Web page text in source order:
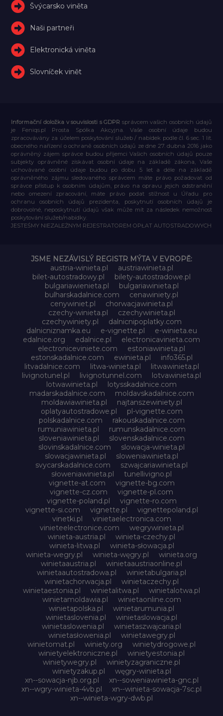
Švýcarsko viněta
Naši partneři
Elektronická viněta
Slovníček vinět
Informační doložka v souvislosti s GDPR správcem vašich osobních údajů
je Feniqs.pl Prosta Spółka Akcyjna. Vaše osobní údaje budou
zpracovávány za účelem poskytování služeb / nabídek podle čl. 6 sec. 1 lit.
obecného nařízení o ochraně osobních údajů ze dne 27. dubna 2016 jako
oprávněný zájem správce budou příjemci Vašich osobních údajů pouze
subjekty oprávněné získávat osobní údaje na základě zákona, Vaše
uchovávané osobní údaje budou po dobu 5 let a déle na základě
oprávněného zájmu sledovaného správcem máte právo požadovat od
správce přístup k osobním údajům, právo na opravu jejich odstranění
nebo omezení zpracování, máte právo podat stížnost u Úřadu pro
ochranu osobních údajů prezidenta, poskytnutí osobních údajů je
dobrovolné, neposkytnutí údajů však může mít za následek nemožnost
poskytování služeb/nabídky.
JESTEŚMY NIEZALEŻNYM REJESTRATOREM OPŁAT AUTOSTRADOWYCH
JSME NEZÁVISLÝ REGISTR MÝTA V EVROPĚ:
austria-winieta.pl
austriawinieta.pl
bilet-autostradowy.pl
bilety-autostradowe.pl
bulgariawienieta.pl
bulgariawinieta.pl
bulharskadalnice.com
cenawiniety.pl
cenywiniet.pl
chorwacjawinieta.pl
czechy-winieta.pl
czechywinieta.pl
czechywiniety.pl
dalnicnipoplatky.com
dalnicniznamka.eu
e-vignette.pl
e-winieta.eu
edalnice.org
edalnice.pl
electronicavinieta.com
electroniceviniete.com
estoniawinieta.pl
estonskadalnice.com
ewinieta.pl
info365.pl
litvadalnice.com
litwa-winieta.pl
litwawinieta.pl
livignotunel.pl
livignotunnel.com
lotvawinieta.pl
lotwawinieta.pl
lotysskadalnice.com
madarskadalnice.com
moldavskadalnice.com
moldawiawinieta.pl
najtanszewiniety.pl
oplatyautostradowe.pl
pl-vignette.com
polskadalnice.com
rakouskadalnice.com
rumuniawinieta.pl
rumunskadalnice.com
sloveniawinieta.pl
slovenskadalnice.com
slovinskadalnice.com
slowacja-winieta.pl
slowacjawinieta.pl
sloweniawinieta.pl
svycarskadalnice.com
szwajcariawinieta.pl
słoweniawinieta.pl
tunellivigno.pl
vignette-at.com
vignette-bg.com
vignette-cz.com
vignette-pl.com
vignette-poland.pl
vignette-ro.com
vignette-si.com
vignette.pl
vignettepoland.pl
vinetki.pl
vinietaelectronica.com
vinieteelectronice.com
wegrywinieta.pl
winieta-austria.pl
winieta-czechy.pl
winieta-litwa.pl
winieta-słowacja.pl
winieta-wegry.pl
winieta-węgry.pl
winieta.org
winietaaustria.pl
winietaaustriaonline.pl
winietaautostradowa.pl
winietabulgaria.pl
winietachorwacja.pl
winietaczechy.pl
winietaestonia.pl
winietalitwa.pl
winietalotwa.pl
winietamoldawia.pl
winietaonline.com
winietapolska.pl
winietarumunia.pl
winietaslovenia.pl
winietaslowacja.pl
winietaslowenia.pl
winietaszwajcaria.pl
winietasłowenia.pl
winietawegry.pl
winietomat.pl
winiety.org
winietydrogowe.pl
winietyelektroniczne.pl
winietyestonia.pl
winietywegry.pl
winietyzagraniczne.pl
winietyzakup.pl
węgry-winieta.pl
xn--sowacja-njb.org.pl
xn--soweniawinieta-gnc.pl
xn--wgry-winieta-4vb.pl
xn--winieta-sowacja-7sc.pl
xn--winieta-wgry-dwb.pl